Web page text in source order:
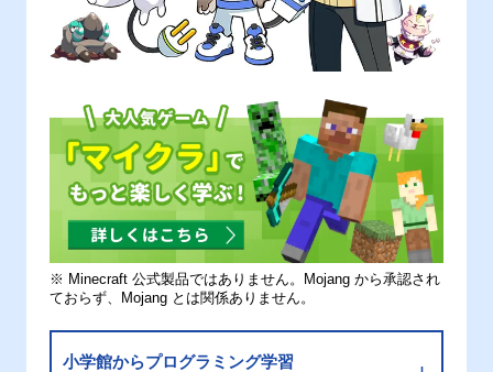
※ Minecraft 公式製品ではありません。Mojang から承認され
ておらず、Mojang とは関係ありません。
小学館からプログラミング学習